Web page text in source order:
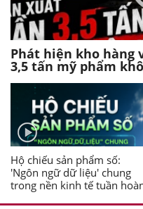
Phát hiện kho hàng
3,5 tấn mỹ phẩm
Hộ chiếu sản phẩm số:
'Ngôn ngữ dữ liệu' chung
trong nền kinh tế tuần